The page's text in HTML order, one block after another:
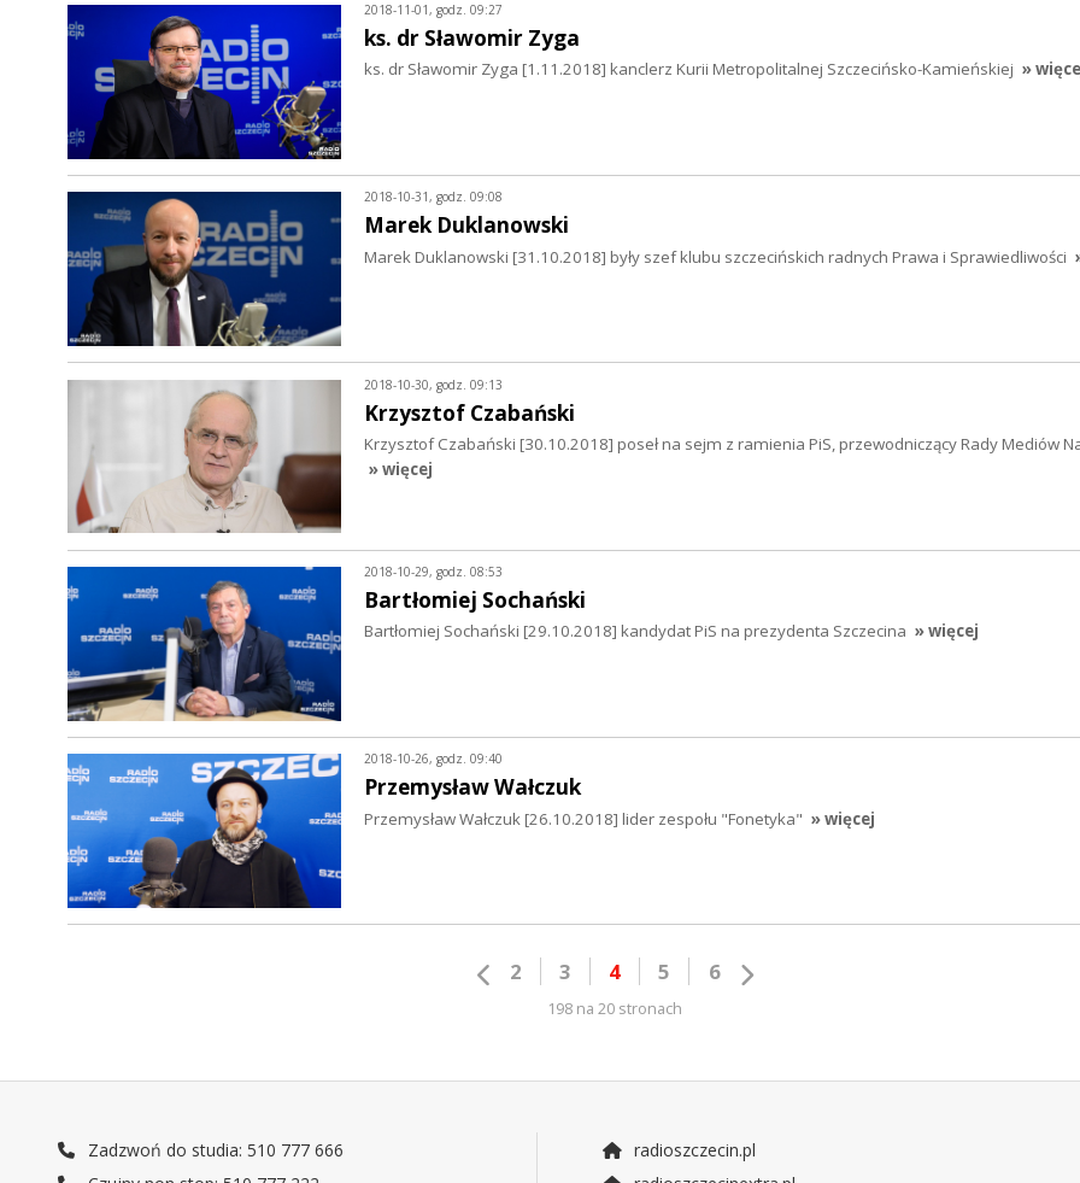
2018-11-01, godz. 09:27
ks. dr Sławomir Zyga
ks. dr Sławomir Zyga [1.11.2018] kanclerz Kurii Metropolitalnej Szczecińsko-Kamieńskiej »
2018-10-31, godz. 09:08
Marek Duklanowski
Marek Duklanowski [31.10.2018] były szef klubu szczecińskich radnych Prawa i Sprawiedliwości
2018-10-30, godz. 09:13
Krzysztof Czabański
Krzysztof Czabański [30.10.2018] poseł na sejm z ramienia PiS, przewodniczący Rady Mediów
» więcej
2018-10-29, godz. 08:53
Bartłomiej Sochański
Bartłomiej Sochański [29.10.2018] kandydat PiS na prezydenta Szczecina » więcej
2018-10-26, godz. 09:40
Przemysław Wałczuk
Przemysław Wałczuk [26.10.2018] lider zespołu "Fonetyka" » więcej
2 3 4 5 6
198 na 20 stronach
Zadzwoń do studia: 510 777 666
radioszczecin.pl